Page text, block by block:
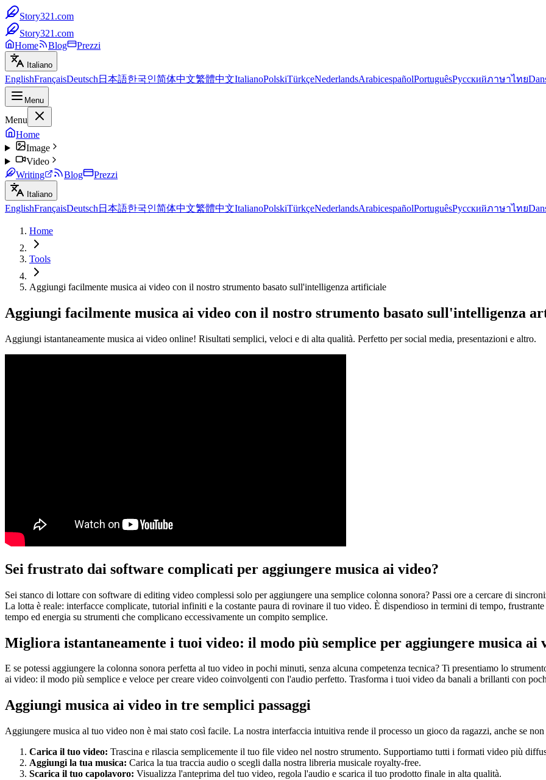
Story321.com
Story321.com
Home
Blog Prezzi
Italiano
EnglishFrançaisDeutsch 日本語한국인简体中文繁體中文ItalianoPolskiTürkçeNederlandsArabicespañolPortuguêsРусскийภาษาไทย
Menu
Menu
Home
Image
Video
Writing
Blog Prezzi
Italiano
EnglishFrançaisDeutsch 日本語한국인简体中文繁體中文ItalianoPolskiTürkçeNederlandsArabicespañolPortuguêsРусскийภาษาไทย
Home
Tools
Aggiungi facilmente musica ai video con il nostro strumento basato sull'intelligenza artificiale
Aggiungi facilmente musica ai video con il nostro strumento basato sull'intelligenza
Aggiungi istantaneamente musica ai video online! Risultati semplici, veloci e di alta qualità. Perfetto per social media, presentazioni e altro.
Sei frustrato dai software complicati per aggiungere musica ai video?
Sei stanco di lottare con software di editing video complessi solo per aggiungere una semplice colonna sonora? Passi ore a cercare di
La lotta è reale: interfacce complicate, tutorial infiniti e la costante paura di rovinare il tuo video. È dispendioso in termini di tempo,
tempo ed energia su strumenti che complicano eccessivamente un compito semplice.
Migliora istantaneamente i tuoi video: il modo più semplice per aggiungere musica ai
E se potessi aggiungere la colonna sonora perfetta al tuo video in pochi minuti, senza alcuna competenza tecnica? Ti presentiamo lo
ai video: il modo più semplice e veloce per creare video coinvolgenti con l'audio perfetto. Trasforma i tuoi video da banali a brillanti con
Aggiungi musica ai video in tre semplici passaggi
Aggiungere musica al tuo video non è mai stato così facile. La nostra interfaccia intuitiva rende il processo un gioco da ragazzi, anche se
Carica il tuo video: Trascina e rilascia semplicemente il tuo file video nel nostro strumento. Supportiamo tutti i formati video più
Aggiungi la tua musica: Carica la tua traccia audio o scegli dalla nostra libreria musicale royalty-free.
Scarica il tuo capolavoro: Visualizza l'anteprima del tuo video, regola l'audio e scarica il tuo prodotto finale in alta qualità.